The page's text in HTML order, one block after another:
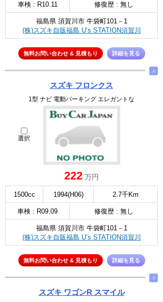
車検 : R10.11 修復歴 : 無し
福島県 須賀川市 牛袋町101－1
(株)スズキ自販福島 U’s STATION須賀川
無料お問い合わせ & 見積もり 詳細を見る
∧
スズキ フロンクス
1型 ナビ 電動パーキング エレガントな
選択
222 万円
1500cc 1994(H06) 2.7千Km
車検 : R09.09 修復歴 : 無し
福島県 須賀川市 牛袋町101－1
(株)スズキ自販福島 U’s STATION須賀川
無料お問い合わせ & 見積もり 詳細を見る
∧
スズキ ワゴンR スマイル